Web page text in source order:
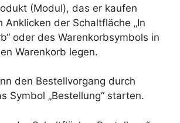
(Modul), das er kaufen
Anklicken der Schaltfläche „In
oder des Warenkorbsymbols in
Warenkorb legen.
den Bestellvorgang durch
Symbol „Bestellung“ starten.